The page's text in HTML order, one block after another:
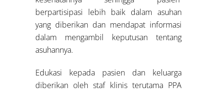
berpartisipasi lebih baik dalam asuhan
yang diberikan dan mendapat informasi
dalam mengambil keputusan tentang
asuhannya.
Edukasi kepada pasien dan keluarga
diberikan oleh staf klinis terutama PPA